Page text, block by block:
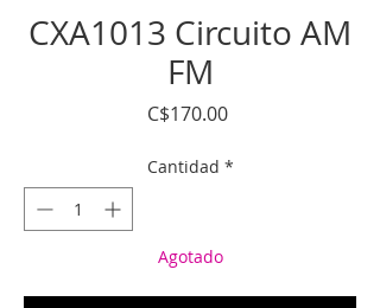
CXA1013 Circuito AM
FM
C$170.00Precio
Cantidad *
Agotado